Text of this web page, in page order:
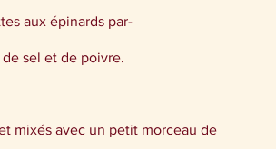
aux épinards par-
sel et de poivre.
mixés avec un petit morceau de